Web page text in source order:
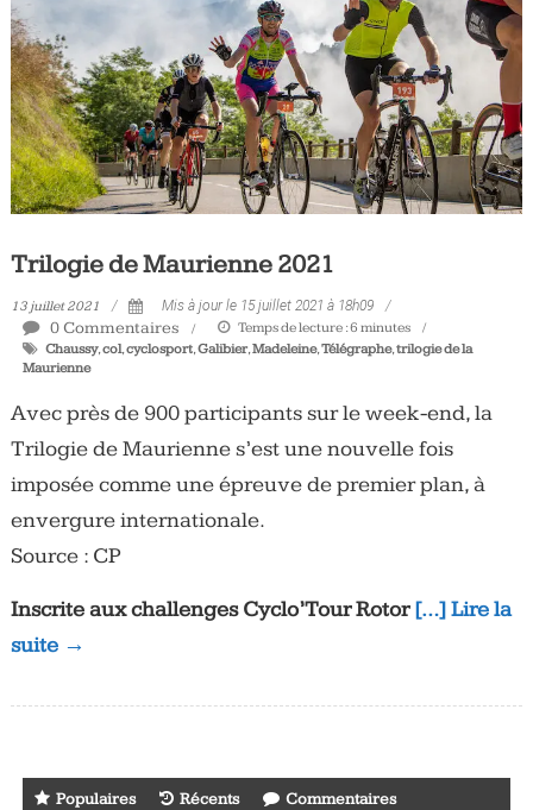
Tous
les
jours,
votre
actualité
vélo
et
triathlon
Trilogie de Maurienne 2021
13 juillet 2021 Mis à jour le 15 juillet 2021 à 18h09
0 Commentaires Temps de lecture :6 minutes
Chaussy,col,cyclosport,Galibier,Madeleine,Télégraphe,trilogie de la
Maurienne
Avec près de 900 participants sur le week-end, la
Trilogie de Maurienne s’est une nouvelle fois
imposée comme une épreuve de premier plan, à
envergure internationale.
Source : CP
Inscrite aux challenges Cyclo’Tour Rotor[…] Lire la
suite →
Populaires Récents Commentaires